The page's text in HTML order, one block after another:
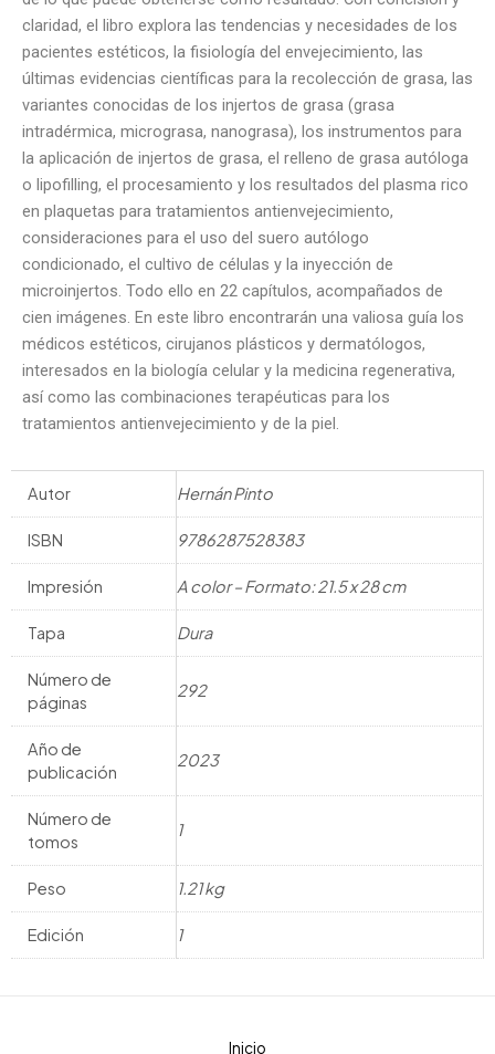
claridad, el libro explora las tendencias y necesidades de los
pacientes estéticos, la fisiología del envejecimiento, las
últimas evidencias científicas para la recolección de grasa, las
variantes conocidas de los injertos de grasa (grasa
intradérmica, micrograsa, nanograsa), los instrumentos para
la aplicación de injertos de grasa, el relleno de grasa autóloga
o lipofilling, el procesamiento y los resultados del plasma rico
en plaquetas para tratamientos antienvejecimiento,
consideraciones para el uso del suero autólogo
condicionado, el cultivo de células y la inyección de
microinjertos. Todo ello en 22 capítulos, acompañados de
cien imágenes. En este libro encontrarán una valiosa guía los
médicos estéticos, cirujanos plásticos y dermatólogos,
interesados en la biología celular y la medicina regenerativa,
así como las combinaciones terapéuticas para los
tratamientos antienvejecimiento y de la piel.
Autor Hernán Pinto
ISBN 9786287528383
Impresión A color – Formato: 21.5 x 28 cm
Tapa Dura
Número de
páginas
292
Año de
publicación
2023
Número de
tomos
1
Peso 1.21 kg
Edición 1
Inicio